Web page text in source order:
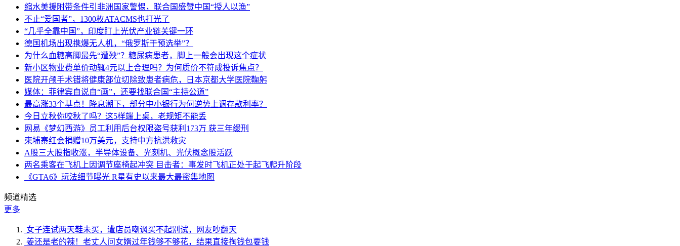
缩水美援附带条件引非洲国家警惕，联合国盛赞中国“授人以渔”
不止“爱国者”，1300枚ATACMS也打光了
“几乎全靠中国”，印度盯上光伏产业链关键一环
德国机场出现携爆无人机，“俄罗斯干预选举”？
为什么血糖高脚最先“遭殃”？糖尿病患者，脚上一般会出现这个症状
新小区物业费单价动辄4元以上合理吗？为何质价不符成投诉焦点？
医院开颅手术错将健康部位切除致患者病危，日本京都大学医院鞠躬
媒体：菲律宾自说自“画”，还要找联合国“主持公道”
最高涨33个基点！降息潮下，部分中小银行为何逆势上调存款利率？
今日立秋你咬秋了吗？这5样端上桌，老规矩不能丢
网易《梦幻西游》员工利用后台权限盗号获利173万 获三年缓刑
柬埔寨红会捐赠10万美元，支持中方抗洪救灾
A股三大股指收涨，半导体设备、光刻机、光伏概念股活跃
两名乘客在飞机上因调节座椅起冲突 目击者：事发时飞机正处于起飞爬升阶段
《GTA6》玩法细节曝光 R星有史以来最大最密集地图
频道精选
更多
女子连试两天鞋未买，遭店员嘲讽买不起别试，网友吵翻天
姜还是老的辣！老丈人问女婿过年钱够不够花，结果直接掏钱包要钱